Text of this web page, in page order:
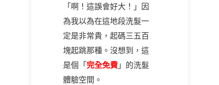
「啊！這誤會好大！」因
為我以為在這地段洗髮一
定是非常貴，起碼三五百
塊起跳那種。沒想到，這
是個「 完全免費 」的洗髮
體驗空間。